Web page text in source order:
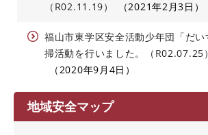
（R02.11.19）
2021年2月3日
福山市東学区安全活動少年団「だ
掃活動を行いました。（R02.07.25）
2020年9月4日
地域安全マップ